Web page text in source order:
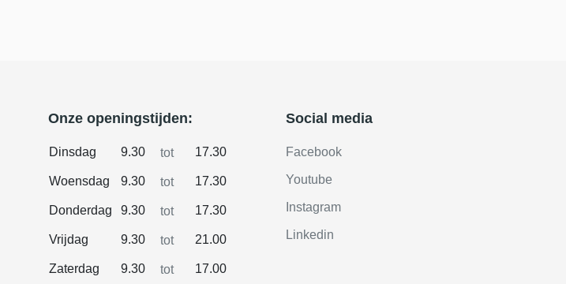
Onze openingstijden:
Dinsdag 9.30 tot 17.30
Woensdag 9.30 tot 17.30
Donderdag 9.30 tot 17.30
Vrijdag 9.30 tot 21.00
Zaterdag 9.30 tot 17.00
Social media
Facebook
Youtube
Instagram
Linkedin